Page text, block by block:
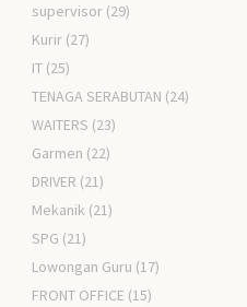
supervisor (29)
Kurir (27)
IT (25)
TENAGA SERABUTAN (24)
WAITERS (23)
Garmen (22)
DRIVER (21)
Mekanik (21)
SPG (21)
Lowongan Guru (17)
FRONT OFFICE (15)